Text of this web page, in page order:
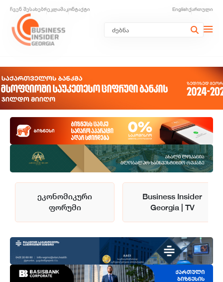
ჩვენ შესახებრეკლამაკონტაქტი Englishქართული
ეკონომიკური
ფორუმი
Business Insider
Georgia | TV